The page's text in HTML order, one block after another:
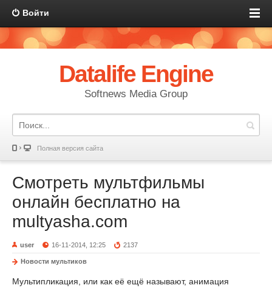
Войти
Datalife Engine
Softnews Media Group
Полная версия сайта
Смотреть мультфильмы
онлайн бесплатно на
multyasha.com
user 16-11-2014, 12:25 2137
Новости мультиков
Мультипликация, или как её ещё называют, анимация